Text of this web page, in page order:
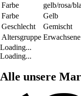
Farbe
gelb/rosa/
Farbe
Gelb
Geschlecht
Gemischt
Altersgruppe Erwachsene
Loading...
Loading...
Alle unsere